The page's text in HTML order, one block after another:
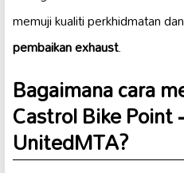
memuji kualiti perkhidmatan
pembaikan exhaust.
Bagaimana cara
Castrol Bike
UnitedMTA?